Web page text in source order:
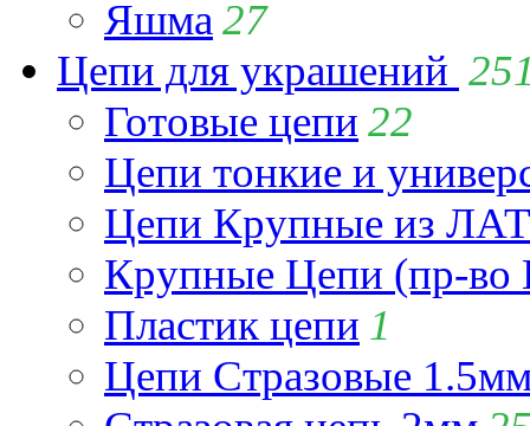
Яшма 27
Цепи для украшений
Готовые цепи 22
Цепи тонкие и
Цепи Крупные из
Крупные Цепи (пр-во
Пластик цепи 1
Цепи Стразовые